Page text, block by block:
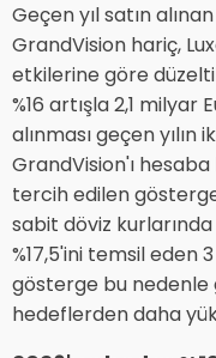
Geçen yıl satın
GrandVision hariç,
etkilerine göre
%16 artışla 2,1 milyar
alınması geçen yılın
GrandVision'ı
tercih edilen
sabit döviz kurlarında
%17,5'ini temsil eden
gösterge bu
hedeflerden daha